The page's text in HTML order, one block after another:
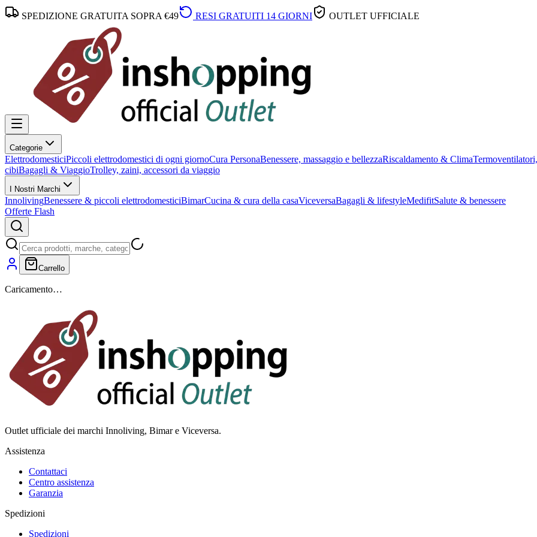
SPEDIZIONE GRATUITA SOPRA €49 RESI GRATUITI 14 GIORNI OUTLET UFFICIALE
Categorie
ElettrodomesticiPiccoli elettrodomestici di ogni giornoCura PersonaBenessere, massaggio e bellezzaRiscaldamento & Clima
cibiBagagli & ViaggioTrolley, zaini, accessori da viaggio
I Nostri Marchi
InnolivingBenessere & piccoli elettrodomesticiBimarCucina & cura della casaViceversaBagagli & lifestyleMedifitSalute & benessere
Offerte Flash
Carrello
Caricamento…
Outlet ufficiale dei marchi Innoliving, Bimar e Viceversa.
Assistenza
Contattaci
Centro assistenza
Garanzia
Spedizioni
Spedizioni